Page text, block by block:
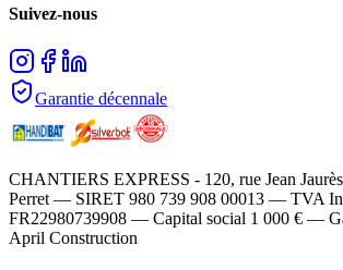
Suivez-nous
Garantie décennale
CHANTIERS EXPRESS - 120, rue Jean
Perret — SIRET 980 739 908 00013 — TVA
FR22980739908 — Capital social 1 000 € —
April Construction